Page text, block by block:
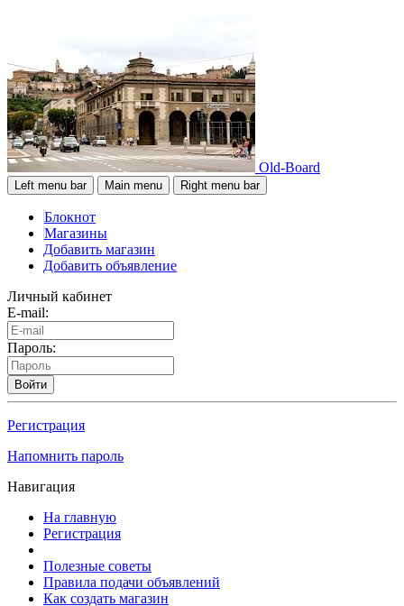
Old-Board
Left menu bar Main menu Right menu bar
Блокнот
Магазины
Добавить магазин
Добавить объявление
Личный кабинет
E-mail:
Пароль:
Войти
Регистрация
Напомнить пароль
Навигация
На главную
Регистрация
Полезные советы
Правила подачи объявлений
Как создать магазин